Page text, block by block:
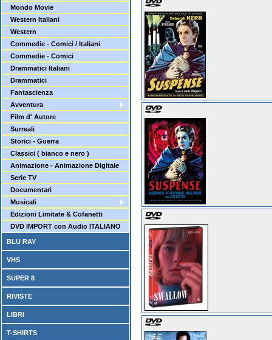
Mondo Movie
Western Italiani
Western
Commedie - Comici / Italiani
Commedie - Comici
Drammatici Italiani
Drammatici
Fantascienza
Avventura
Film d' Autore
Surreali
Storici - Guerra
Classici ( bianco e nero )
Animazione - Animazione Digitale
Serie TV
Documentari
Musicali
Edizioni Limitate & Cofanetti
DVD IMPORT con Audio ITALIANO
BLU RAY
VHS
SUPER 8
RIVISTE
LIBRI
T-SHIRTS